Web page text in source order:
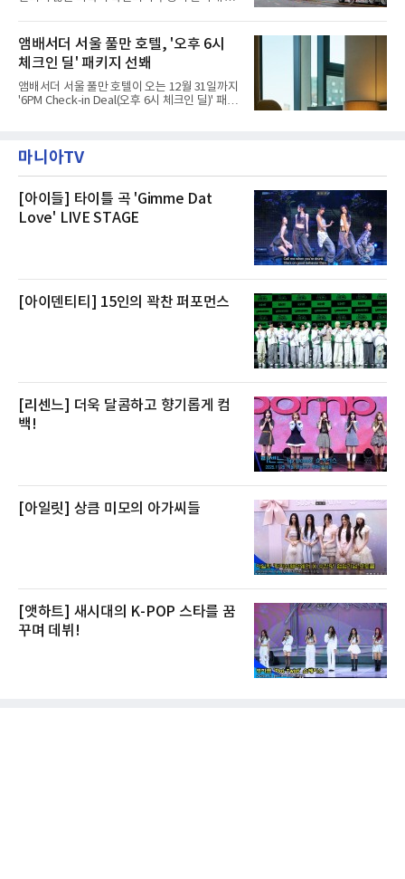
관내 임시 대피소 3곳에서 체류해온 화재 피해
민들의 호응 속에 CFS는 즉시 행동에 나섰다. 지
난 28일 오후 전문 청소업체와
에 대해서는 외부 화재 연기 유입이라고 설명했
고, 2023년 같은 물류센터에서 발생한 화재에
대해서도 쿠팡 입주 전 공사 과정에서 벌어진 일
이라며 선을 그었다.쿠팡은 21일 인천 물류센터
내부에서 불이 타는 냄새가 났다는 의혹과 관련
해 “사실무근”이라는 입장을 밝혔다.회사 측은
“인근에서 지난 15일 다른 회사에서 발생한 대
것으로 확인됐다”고 설명했다.이어 “정확한 화
재 원인은 추후 조사될
앰배서더 서울 풀만 호텔, '오후 6시
체크인 딜' 패키지 선봬
앰배서더 서울 풀만 호텔이 오는 12월 31일까지
'6PM Check-in Deal(오후 6시 체크인 딜)' 패키
텔 측은 “퇴근 후 또는 주말 도심 속에서 짧지만
온전한 휴식을 원하는 고객들에게 특별한 경험
제큐티브 두 가지 타입으로 구성된다. 디럭스 패
키지는 객실 1박(룸 온리)으로 심플한 호캉스를
즐길 수 있으며, 이그제큐티브 패키지는 객실 1
마니아TV
[아이들] 타이틀 곡 'Gimme Dat
Love' LIVE STAGE
[아이덴티티] 15인의 꽉찬 퍼포먼스
[리센느] 더욱 달콤하고 향기롭게 컴
백!
[아일릿] 상큼 미모의 아가씨들
[앳하트] 새시대의 K-POP 스타를 꿈
꾸며 데뷔!